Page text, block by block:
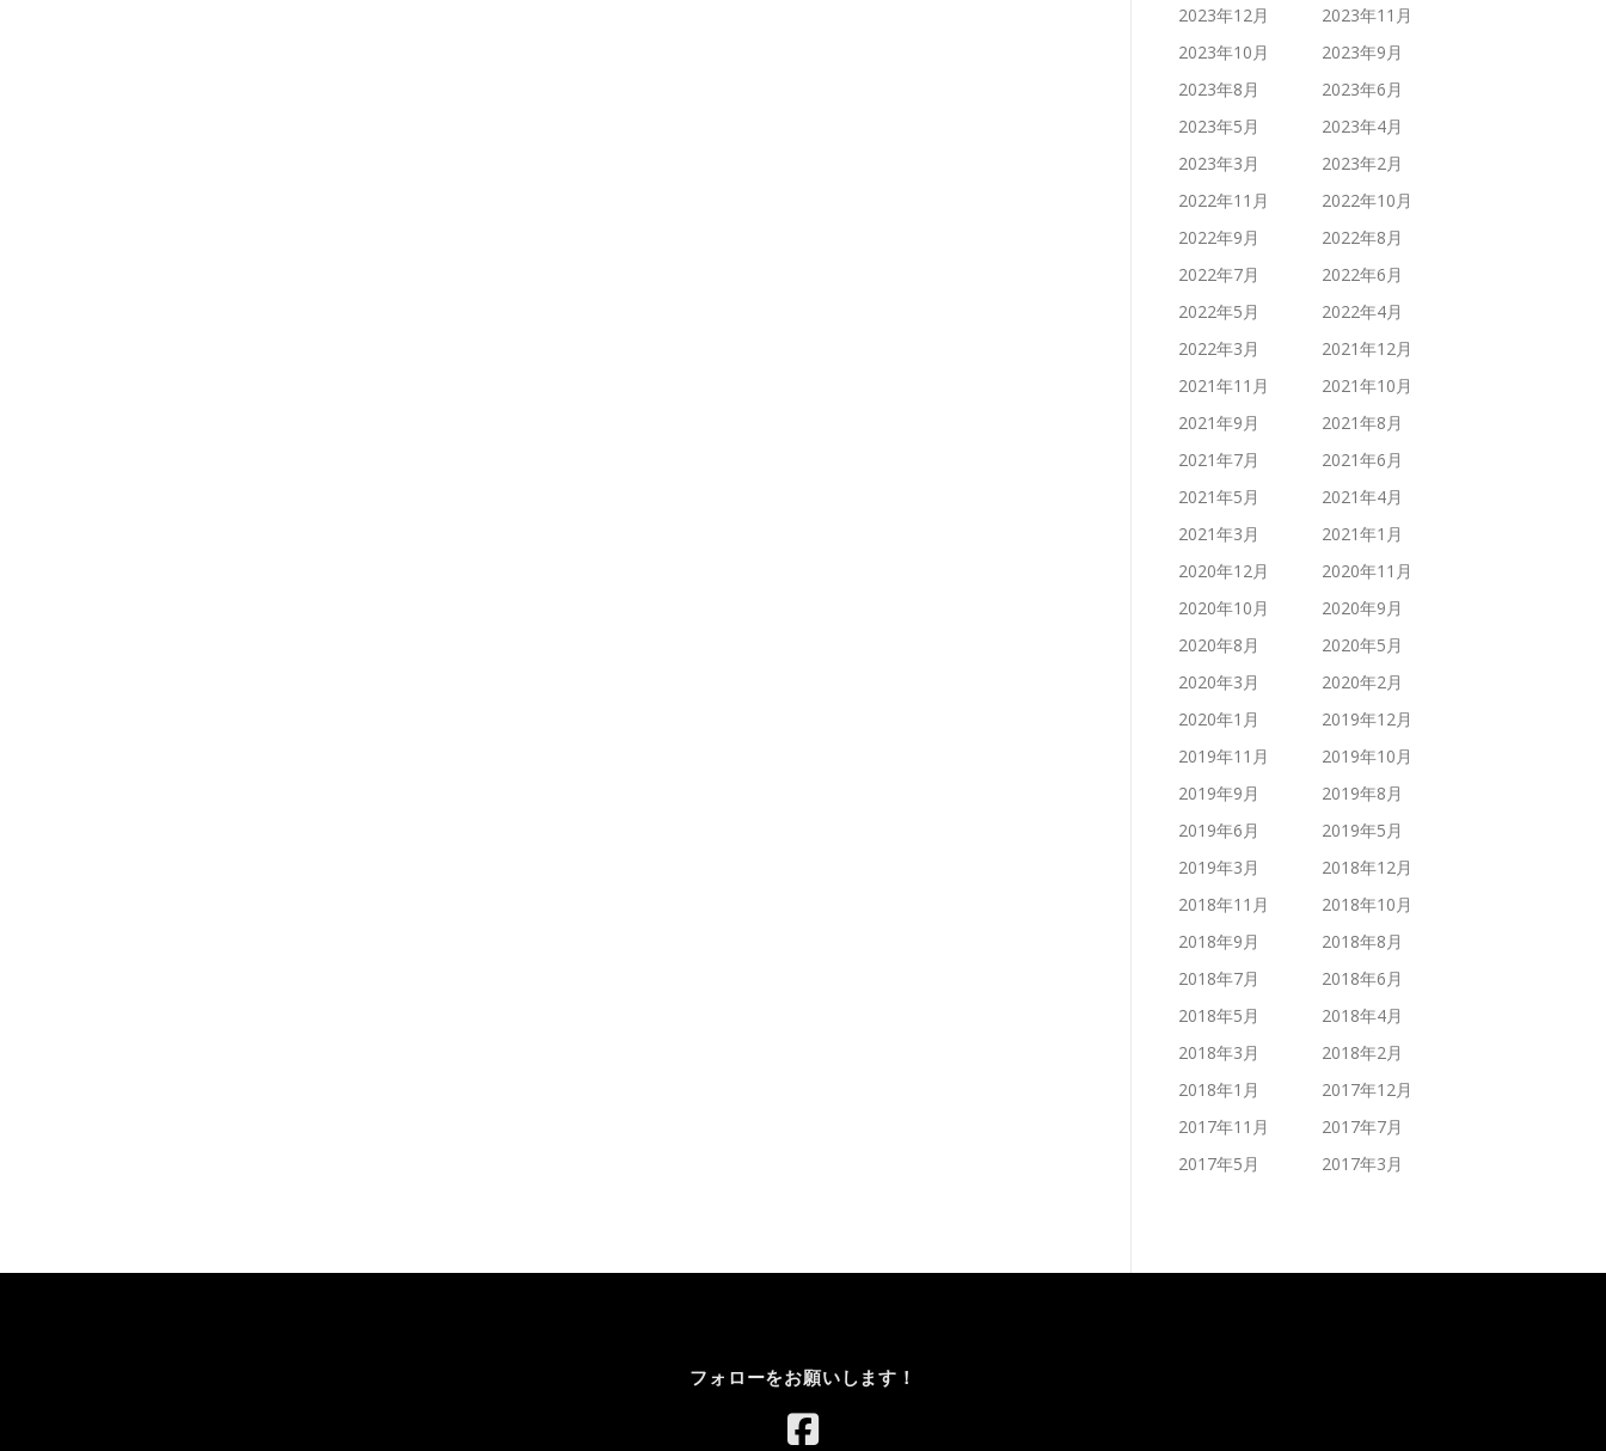
2023年12月
2023年11月
2023年10月
2023年9月
2023年8月
2023年6月
2023年5月
2023年4月
2023年3月
2023年2月
2022年11月
2022年10月
2022年9月
2022年8月
2022年7月
2022年6月
2022年5月
2022年4月
2022年3月
2021年12月
2021年11月
2021年10月
2021年9月
2021年8月
2021年7月
2021年6月
2021年5月
2021年4月
2021年3月
2021年1月
2020年12月
2020年11月
2020年10月
2020年9月
2020年8月
2020年5月
2020年3月
2020年2月
2020年1月
2019年12月
2019年11月
2019年10月
2019年9月
2019年8月
2019年6月
2019年5月
2019年3月
2018年12月
2018年11月
2018年10月
2018年9月
2018年8月
2018年7月
2018年6月
2018年5月
2018年4月
2018年3月
2018年2月
2018年1月
2017年12月
2017年11月
2017年7月
2017年5月
2017年3月
フォローをお願いします！